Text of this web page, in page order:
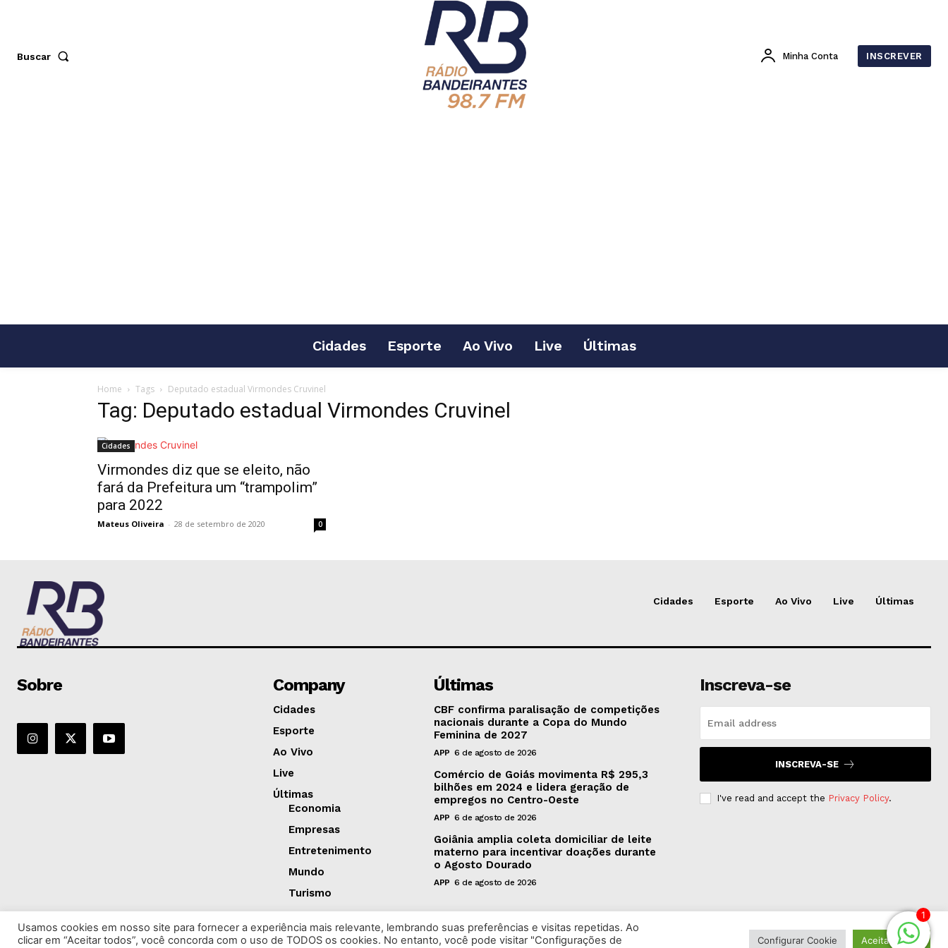
Buscar Minha Conta INSCREVER
Cidades Esporte Ao Vivo Live Últimas
Home Tags Deputado estadual Virmondes Cruvinel
Tag: Deputado estadual Virmondes Cruvinel
Cidades
Virmondes diz que se eleito, não
fará da Prefeitura um “trampolim”
para 2022
Mateus Oliveira - 28 de setembro de 2020 0
Cidades Esporte Ao Vivo Live Últimas
Sobre Company
Cidades
Esporte
Ao Vivo
Live
Últimas
Economia
Empresas
Entretenimento
Mundo
Turismo
Últimas
CBF confirma paralisação de competições
nacionais durante a Copa do Mundo
Feminina de 2027
APP 6 de agosto de 2026
Comércio de Goiás movimenta R$ 295,3
bilhões em 2024 e lidera geração de
empregos no Centro-Oeste
APP 6 de agosto de 2026
Goiânia amplia coleta domiciliar de leite
materno para incentivar doações durante
o Agosto Dourado
APP 6 de agosto de 2026
Inscreva-se
INSCREVA-SE
I've read and accept the Privacy Policy.
1
Usamos cookies em nosso site para fornecer a experiência mais relevante, lembrando suas preferências e visitas repetidas. Ao
clicar em “Aceitar todos”, você concorda com o uso de TODOS os cookies. No entanto, você pode visitar "Configurações de
Configurar Cookie Aceitar Todos